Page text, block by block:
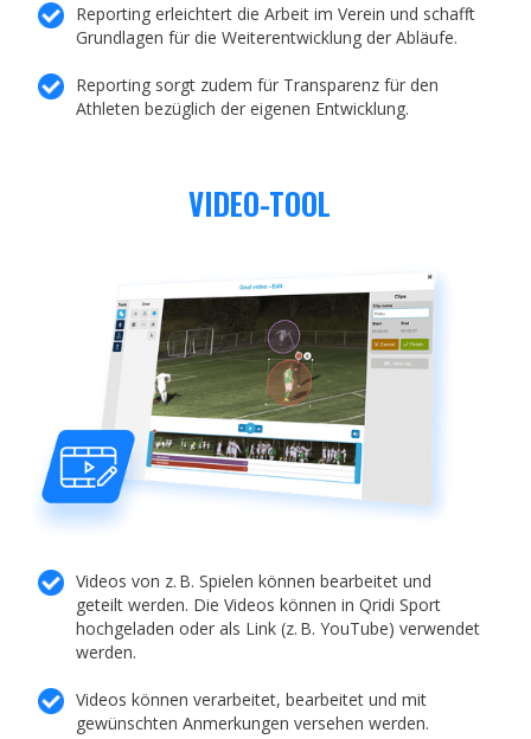
Reporting erleichtert die Arbeit im Verein und schafft
Grundlagen für die Weiterentwicklung der Abläufe.
Reporting sorgt zudem für Transparenz für den
Athleten bezüglich der eigenen Entwicklung.
VIDEO-TOOL
Videos von z. B. Spielen können bearbeitet und
geteilt werden. Die Videos können in Qridi Sport
hochgeladen oder als Link (z. B. YouTube) verwendet
werden.
Videos können verarbeitet, bearbeitet und mit
gewünschten Anmerkungen versehen werden.